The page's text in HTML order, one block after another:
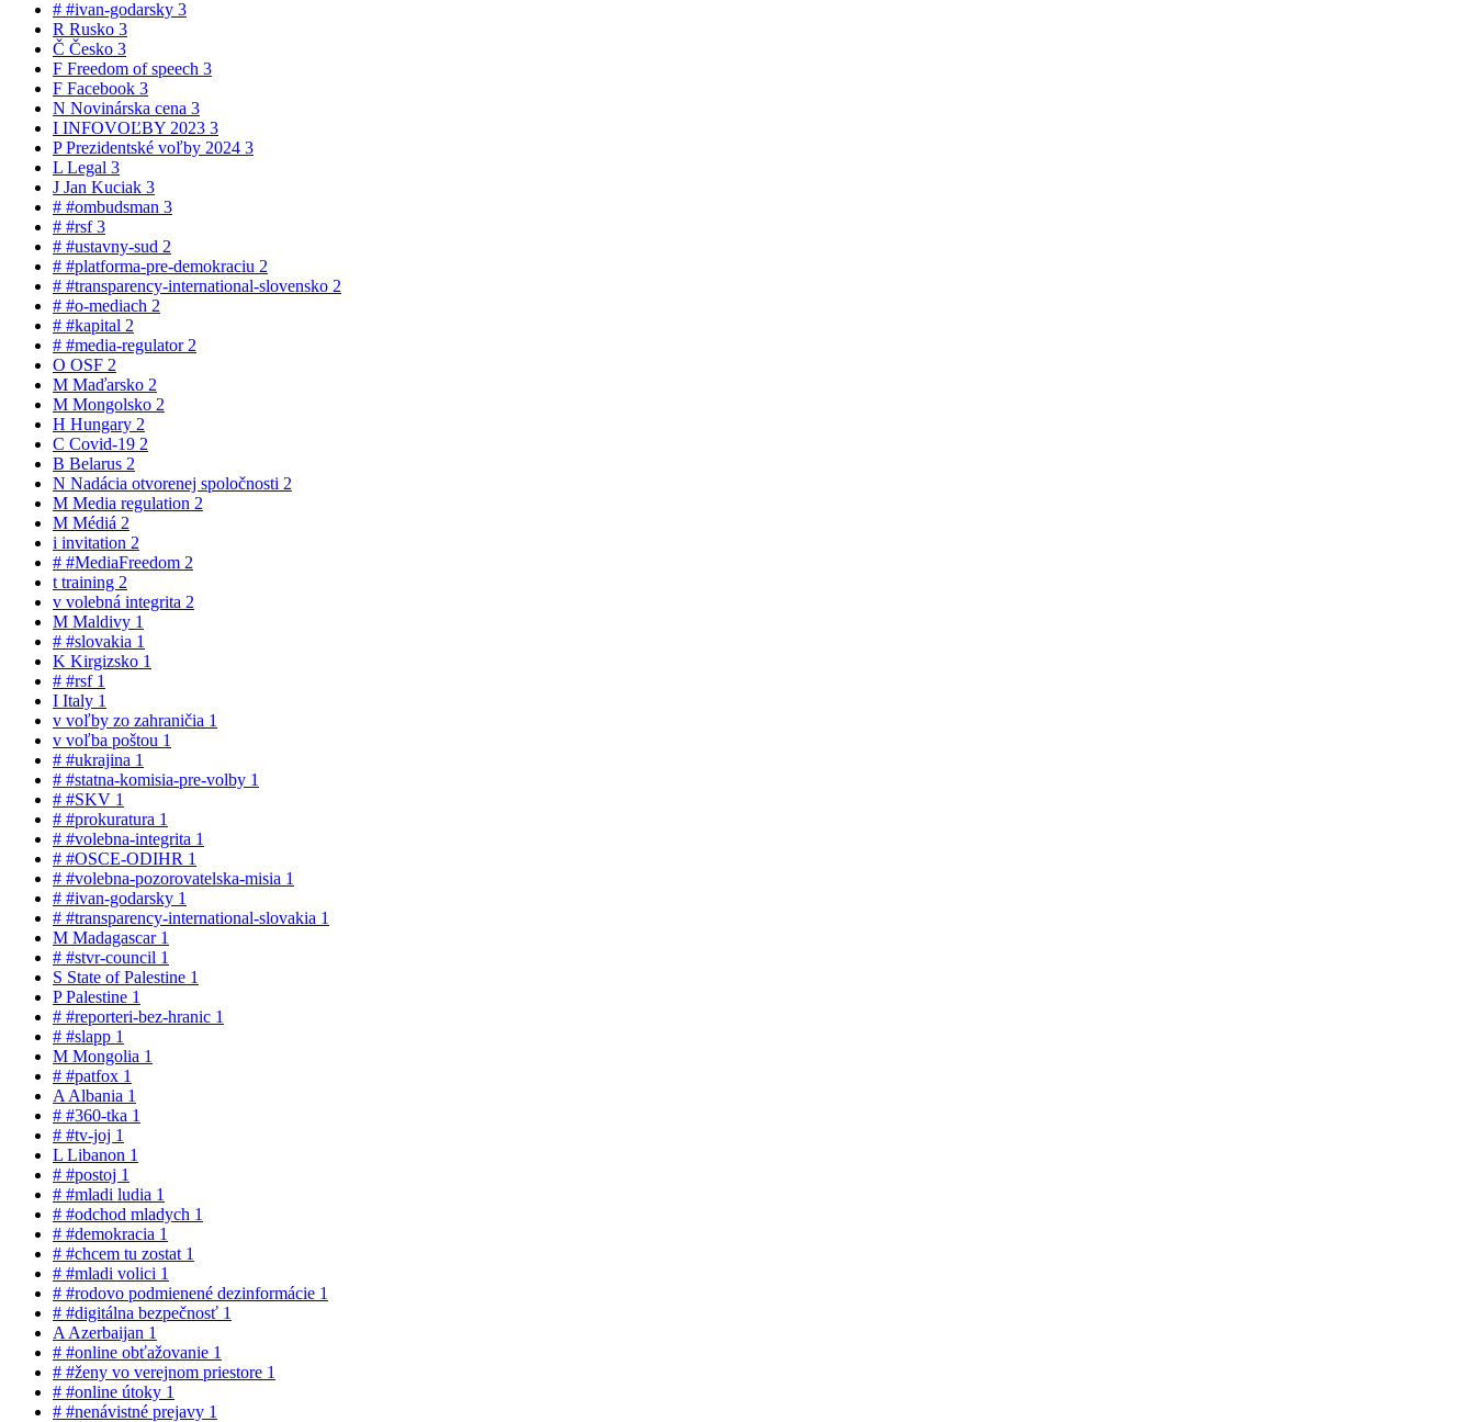
# #ivan-godarsky 3
R Rusko 3
Č Česko 3
F Freedom of speech 3
F Facebook 3
N Novinárska cena 3
I INFOVOĽBY 2023 3
PPrezidentské voľby 2024 3
L Legal 3
J Jan Kuciak 3
# #ombudsman 3
# #rsf3
# #ustavny-sud 2
# #platforma-pre-demokraciu 2
# #transparency-international-slovensko 2
# #o-mediach 2
# #kapital 2
# #media-regulator 2
O OSF 2
M Maďarsko 2
M Mongolsko 2
H Hungary 2
C Covid-19 2
B Belarus 2
N Nadácia otvorenej spoločnosti 2
M Media regulation 2
M Médiá 2
i invitation 2
# #MediaFreedom 2
t training 2
v volebná integrita 2
M Maldivy 1
# #slovakia 1
K Kirgizsko 1
# #rsf 1
I Italy 1
v voľby zo zahraničia 1
v voľba poštou 1
# #ukrajina 1
# #statna-komisia-pre-volby 1
# #SKV 1
# #prokuratura 1
# #volebna-integrita 1
# #OSCE-ODIHR 1
# #volebna-pozorovatelska-misia 1
# #ivan-godarsky 1
# #transparency-international-slovakia 1
M Madagascar 1
# #stvr-council 1
S State of Palestine 1
PPalestine 1
# #reporteri-bez-hranic 1
# #slapp 1
M Mongolia 1
# #patfox 1
A Albania 1
# #360-tka 1
# #tv-joj 1
L Libanon 1
# #postoj 1
# #mladi ludia 1
# #odchod mladych 1
# #demokracia 1
# #chcem tu zostat 1
# #mladi volici 1
# #rodovo podmienené dezinformácie 1
# #digitálna bezpečnosť 1
A Azerbaijan 1
# #online obťažovanie 1
# #ženy vo verejnom priestore 1
# #online útoky 1
# #nenávistné prejavy 1